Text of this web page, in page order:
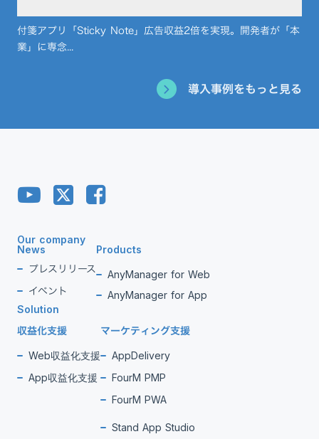
付箋アプリ「Sticky Note」広告収益2倍を実現。開発者が「本
業」に専念...
導入事例をもっと見る
Our company
News
プレスリリース
イベント
Products
AnyManager for Web
AnyManager for App
Solution
収益化支援
Web収益化支援
App収益化支援
マーケティング支援
AppDelivery
FourM PMP
FourM PWA
Stand App Studio